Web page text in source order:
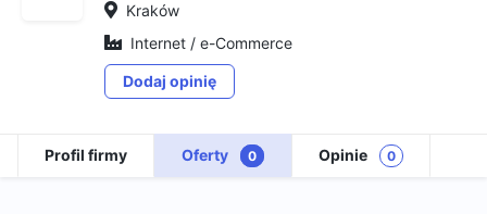
Kraków
Internet / e-Commerce
Dodaj opinię
Profil firmy Oferty 0 Opinie 0